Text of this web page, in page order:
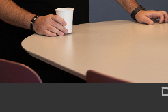
אריאל שרון 8, אור-יהודה